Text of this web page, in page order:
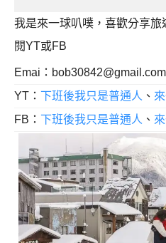
我是來一球叭噗，喜歡分享
閱YT或FB
Emai： bob30842@gmail.com
YT： 下班後我只是普通人 、
FB： 下班後我只是普通人 、